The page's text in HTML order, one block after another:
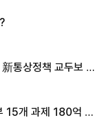
통상정책 교두보 활
15개 과제 180억 지